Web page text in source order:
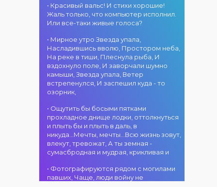
исполнители из
разных стран
встретятся на
чтобы открыть
яркий праздник
музыки и
творчества.
Станьте
свидетелями
Приходите
поддержать
акимата
состоится
фестиваль
участием детских
творческих
коллективов
проекта «Даму
бала»! Вас ждут
яркие
прекрасные
песни,
зажигательные
танцы и
праздничное
настроение!
«Карнавал»! 15
августа на
площади
акимата
состоится
концертная
программа
ансамбля танца
«Карнавал»!
Фахрутдинов. Вас
ждут зрелищные
хореографические
образы,
зажигательные
ритмы и
праздничное
г. Костанай дом
культуры
В День города —
DJ-программа
«MOVE &
DANCE»! 14
областного
акимата
состоится
праздничная DJ-
программа! Вас
ждут
музыкальные
хиты,
культуры
Костанай
завоевал Гран-
г. Костанай дом
культуры
• Красивый вальс! И стихи хорошие!
Жаль только, что компьютер исполнил.
Или все-таки живые голоса?
• Мирное утро Звезда упала,
Насладившись вволю, Простором неба,
На реке в тиши, Плеснула рыба, И
вздохнуло поле, И заворчали шумно
камыши, Звезда упала, Ветер
встрепенулся, И заспешил куда - то
озорник,
• Ощутить бы босыми пятками
прохладное днище лодки, оттолкнуться
и плыть бы и плыть в даль, в
никуда...Мечты, мечты...Всю жизнь зовут,
влекут, тревожат, А ты земная -
сумасбродная и мудрая, крикливая и
• Фотографируются рядом с могилами
павших, Чаще, люди войну не